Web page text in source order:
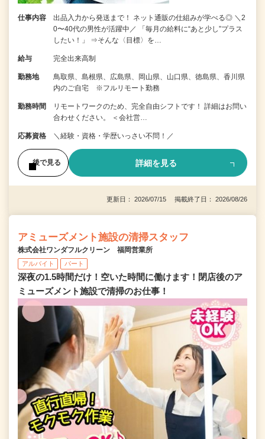
仕事内容
出品入力から発送まで！ ネット通販の仕組みが学べる◎ ＼2
0〜40代の男性が活躍中／ 「毎月の給料に“あと少し”プラス
したい！」 ⇒そんな〈目標〉を…
給与 完全出来高制
勤務地
鳥取県、島根県、広島県、岡山県、山口県、徳島県、香川県
内のご自宅 ※フルリモート勤務
勤務時間
リモートワークのため、完全自由シフトです！ 詳細はお問い
合わせください。 ＜会社営…
応募資格 ＼経験・資格・学歴いっさい不問！／
後で見る 詳細を見る
更新日： 2026/07/15 掲載終了日： 2026/08/26
アミューズメント施設の清掃スタッフ
株式会社ワンダフルクリーン 福岡営業所
アルバイト パート
深夜の1.5時間だけ！空いた時間に働けます！閉店後のア
ミューズメント施設で清掃のお仕事！